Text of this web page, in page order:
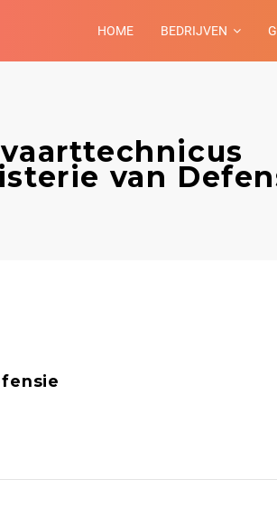
HOME BEDRIJVEN
van